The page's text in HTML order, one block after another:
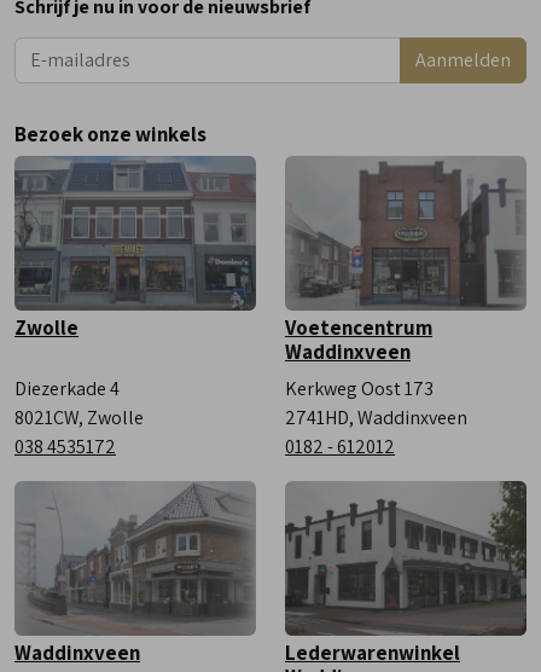
Dinsdag
Woensdag
9:00 - 18:00
Vrijdag
Zaterdag
9:00 - 17:00
Schrijf je nu in voor de nieuwsbrief
Aanmelden
Bezoek onze winkels
Zwolle
Diezerkade 4
8021CW, Zwolle
038 4535172
Voetencentrum
Waddinxveen
Kerkweg Oost 173
2741HD, Waddinxveen
0182 - 612012
Waddinxveen
Lederwarenwinkel